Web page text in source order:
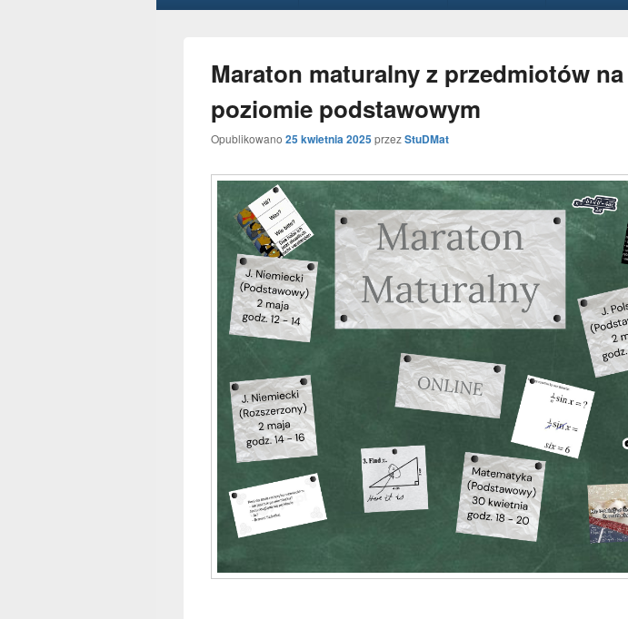
Maraton maturalny z przedmiotów na
poziomie podstawowym
Opublikowano 25 kwietnia 2025przezStuDMat